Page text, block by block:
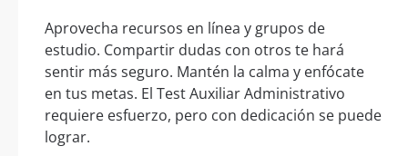
Aprovecha recursos en línea y grupos de
estudio. Compartir dudas con otros te hará
sentir más seguro. Mantén la calma y enfócate
en tus metas. El Test Auxiliar Administrativo
requiere esfuerzo, pero con dedicación se puede
lograr.